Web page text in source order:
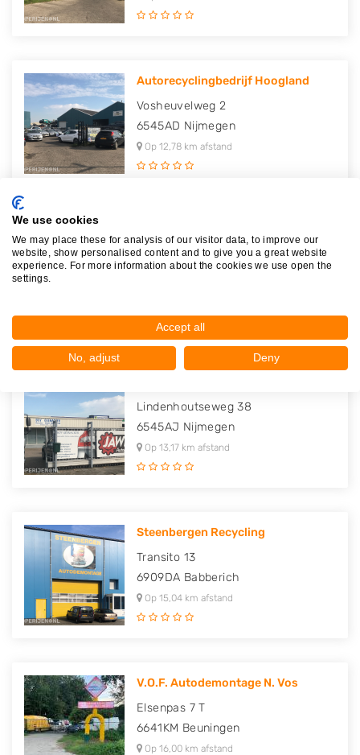
Autorecyclingbedrijf Hoogland
Vosheuvelweg 2
6545AD Nijmegen
Op 12,78 km afstand
Hogelandseweg 13
Lindenhoutseweg 38
6545AJ Nijmegen
Op 13,17 km afstand
Steenbergen Recycling
Transito 13
6909DA Babberich
Op 15,04 km afstand
V.O.F. Autodemontage N. Vos
Elsenpas 7 T
6641KM Beuningen
Op 16,00 km afstand
We use cookies
We may place these for analysis of our visitor data, to improve our
website, show personalised content and to give you a great website
experience. For more information about the cookies we use open the
settings.
Accept all
No, adjust Deny